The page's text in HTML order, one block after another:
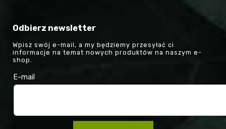
Odbierz newsletter
Wpisz swój e-mail, a my będziemy przesyłać ci
informacje na temat nowych produktów na naszym e-
shop.
E-mail